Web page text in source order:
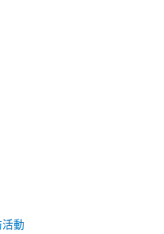
動